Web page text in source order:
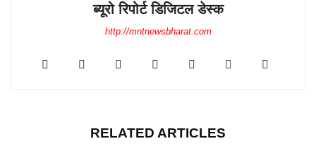
ब्यूरो रिपोर्ट डिजिटल डेस्क
http://mntnewsbharat.com
RELATED ARTICLES